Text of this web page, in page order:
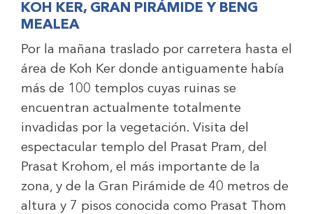
KOH KER, GRAN PIRÁMIDE Y BENG
MEALEA
Por la mañana traslado por carretera hasta el
área de Koh Ker donde antiguamente había
más de 100 templos cuyas ruinas se
encuentran actualmente totalmente
invadidas por la vegetación. Visita del
espectacular templo del Prasat Pram, del
Prasat Krohom, el más importante de la
zona, y de la Gran Pirámide de 40 metros de
altura y 7 pisos conocida como Prasat Thom